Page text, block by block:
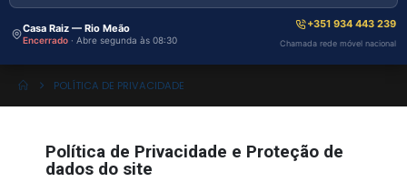
Casa Raiz — Rio Meão
Encerrado · Abre segunda às 08:30
+351 934 443 239
Chamada rede móvel nacional
POLÍTICA DE PRIVACIDADE
Política de Privacidade e Proteção de
dados do site